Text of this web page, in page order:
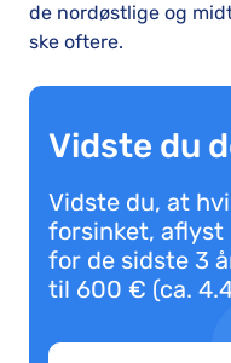
de nordøstlige og
ske oftere.
Vidste du
Vidste du, at
forsinket, aflyst
for de sidste 3
til 600 € (ca.